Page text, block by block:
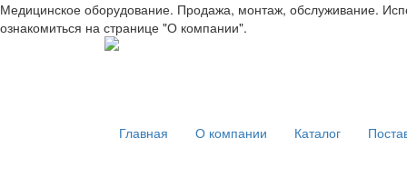
Медицинское оборудование. Продажа, монтаж, обслуживание.
ознакомиться на странице "О компании".
Главная О компании Каталог